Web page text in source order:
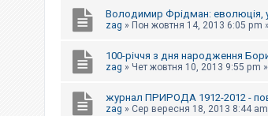
Володимир Фрідман: еволюція,
zag » Пон жовтня 14, 2013 6:05 pm
100-річчя з дня народження
zag » Чет жовтня 10, 2013 9:55 pm
журнал ПРИРОДА 1912-2012 -
zag » Сер вересня 18, 2013 8:44 am